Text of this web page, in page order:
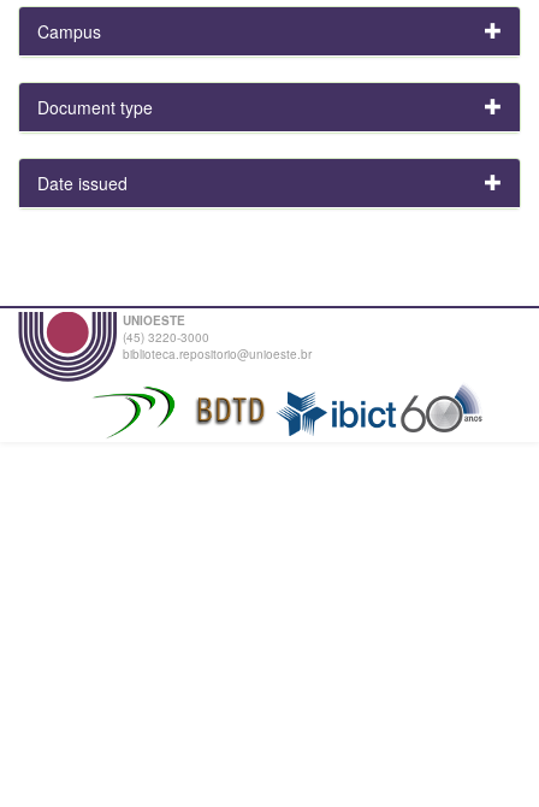
Campus
Document type
Date issued
UNIOESTE
(45) 3220-3000
biblioteca.repositorio@unioeste.br